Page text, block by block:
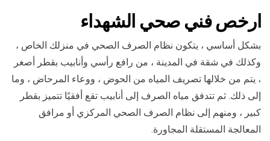
ارخص فني صحي الشهداء
بشكل أساسي ، يتكون نظام الصرف الصحي في منزلك الخاص ،
وكذلك في شقة في المدينة ، من رافع رأسي وأنابيب بقطر أصغر
، يتم من خلالها تصريف المياه من الحوض ، ووعاء المرحاض ، وما
إلى ذلك. ثم تتدفق مياه الصرف إلى أنابيب تقع أفقيًا تتميز بقطر
كبير ، ومنهم إلى نظام الصرف الصحي المركزي أو مرافق
المعالجة المستقلة المجاورة.